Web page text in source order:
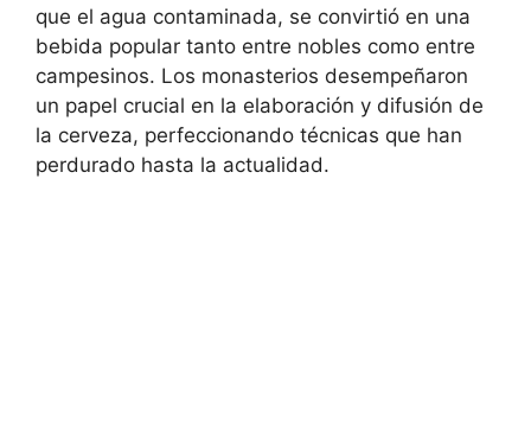
que el agua contaminada, se convirtió en una
bebida popular tanto entre nobles como entre
campesinos. Los monasterios desempeñaron
un papel crucial en la elaboración y difusión de
la cerveza, perfeccionando técnicas que han
perdurado hasta la actualidad.